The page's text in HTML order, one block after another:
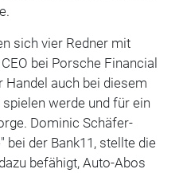
sich vier Redner mit
bei Porsche Financial
Handel auch bei diesem
werde und für ein
Dominic Schäfer-
bei der Bank11, stellte die
befähigt, Auto-Abos